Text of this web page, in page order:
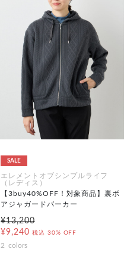
SALE
エレメントオブシンプルライフ
（レディス）
【3buy40%OFF！対象商品】裏ボ
アジャガードパーカー
¥13,200
¥9,240 税込 30% OFF
2 colors